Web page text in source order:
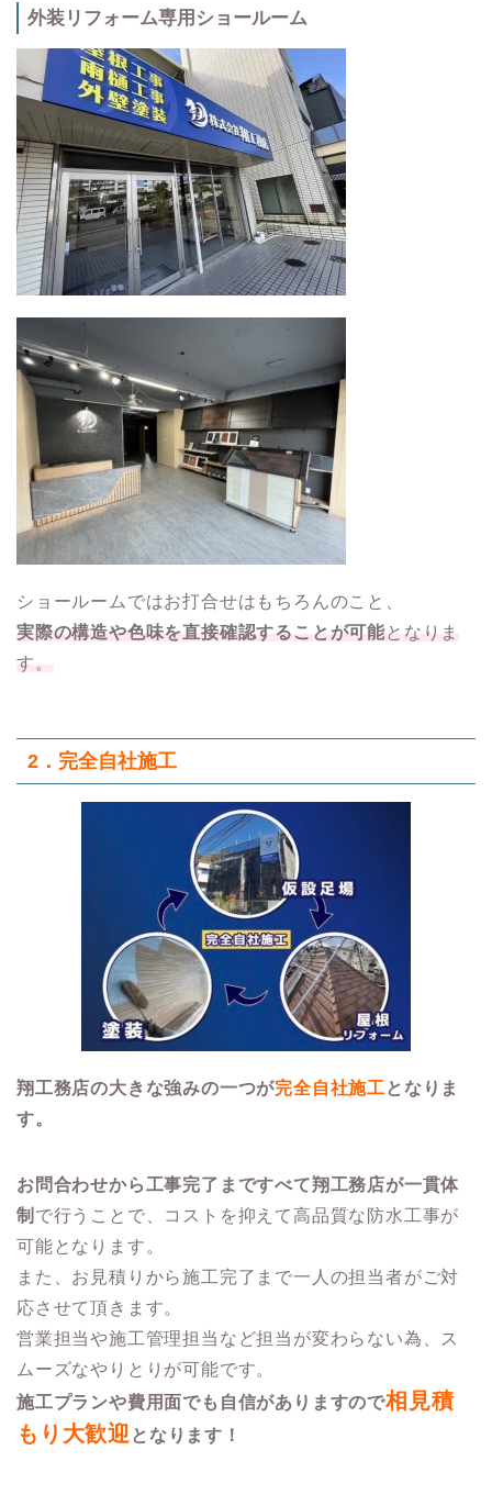
外装リフォーム専用ショールーム
ショールームではお打合せはもちろんのこと、
実際の構造や色味を直接確認することが可能となりま
す。
2． 完全自社施工
翔工務店の大きな強みの一つが完全自社施工となりま
す。
お問合わせから工事完了まですべて翔工務店が一貫体
制 で行うことで、コストを抑えて高品質な防水工事が
可能となります。
また、お見積りから施工完了まで一人の担当者がご対
応させて頂きます。
営業担当や施工管理担当など担当が変わらない為、ス
ムーズなやりとりが可能です。
施工プランや費用面でも自信がありますので相見積
もり大歓迎 となります！